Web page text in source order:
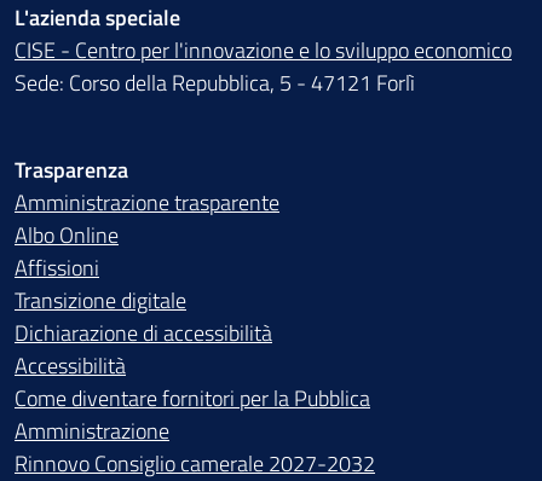
L'azienda speciale
CISE - Centro per l'innovazione e lo sviluppo economico
Sede: Corso della Repubblica, 5 - 47121 Forlì
Trasparenza
Amministrazione trasparente
Albo Online
Affissioni
Transizione digitale
Dichiarazione di accessibilità
Accessibilità
Come diventare fornitori per la Pubblica
Amministrazione
Rinnovo Consiglio camerale 2027-2032